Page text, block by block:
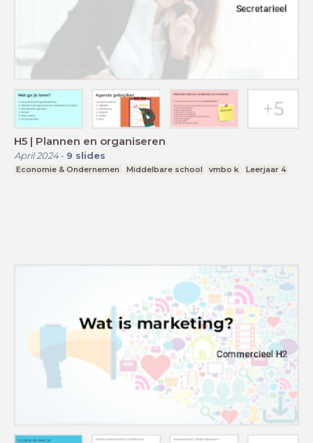
H5 | Plannen en organiseren
April 2024- 9 slides
Economie & Ondernemen Middelbare school vmbo k Leerjaar 4